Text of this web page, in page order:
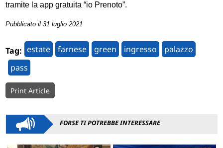
tramite la app gratuita “io Prenoto”.
Pubblicato il 31 luglio 2021
Tag: estate farnese green ingresso
palazzo
pass
Print Article
FORSE TI POTREBBE INTERESSARE